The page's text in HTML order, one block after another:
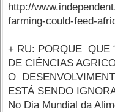
http://
farming-could-feed-
+ RU: PORQUE QUE
DE CIÊNCIAS
O
ESTÁ SENDO
No Dia Mundial da